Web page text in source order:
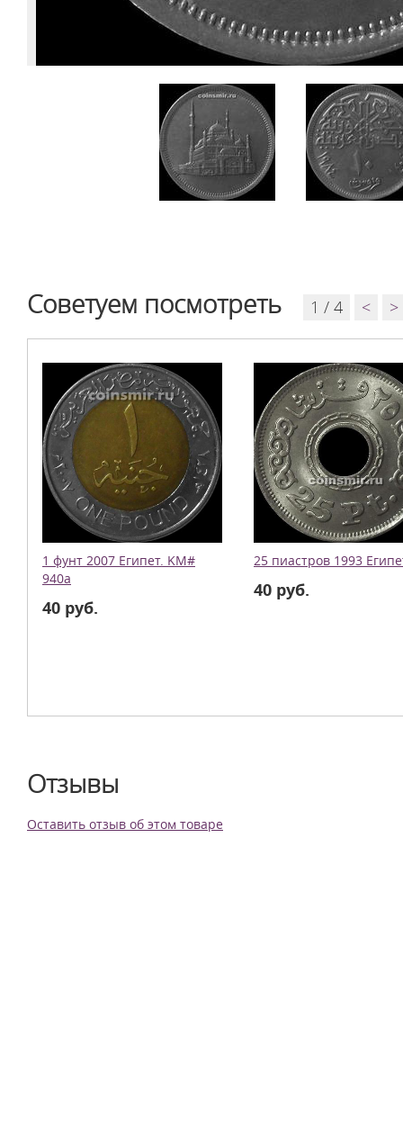
Советуем посмотреть 1 / 4 < >
1 фунт 2007 Египет. KM#
940a
40 руб.
25 пиастров 1993
40 руб.
Отзывы
Оставить отзыв об этом товаре